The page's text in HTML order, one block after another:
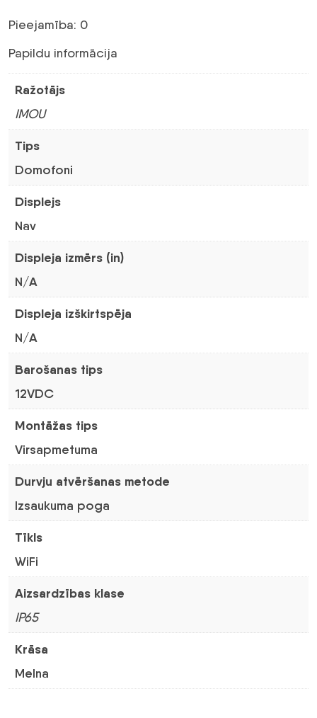
bija:
144,84 €.77,44 €.
Pieejamība: 0
Papildu informācija
Ražotājs
IMOU
Tips
Domofoni
Displejs
Nav
Displeja izmērs (in)
N/A
Displeja izškirtspēja
N/A
Barošanas tips
12VDC
Montāžas tips
Virsapmetuma
Durvju atvēršanas metode
Izsaukuma poga
Tīkls
WiFi
Aizsardzības klase
IP65
Krāsa
Melna